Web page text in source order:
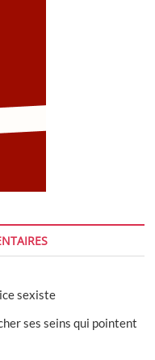
sexiste
ses seins qui pointent